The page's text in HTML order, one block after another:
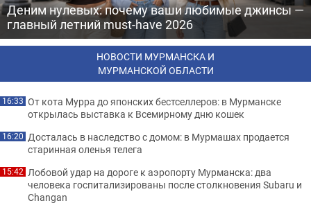
Деним нулевых: почему ваши любимые джинсы —
главный летний must-have 2026
НОВОСТИ МУРМАНСКА И
МУРМАНСКОЙ ОБЛАСТИ
16:33 От кота Мурра до японских бестселлеров: в Мурманске
открылась выставка к Всемирному дню кошек
16:20 Досталась в наследство с домом: в Мурмашах продается
старинная оленья телега
15:42 Лобовой удар на дороге к аэропорту Мурманска: два
человека госпитализированы после столкновения Subaru и
Changan